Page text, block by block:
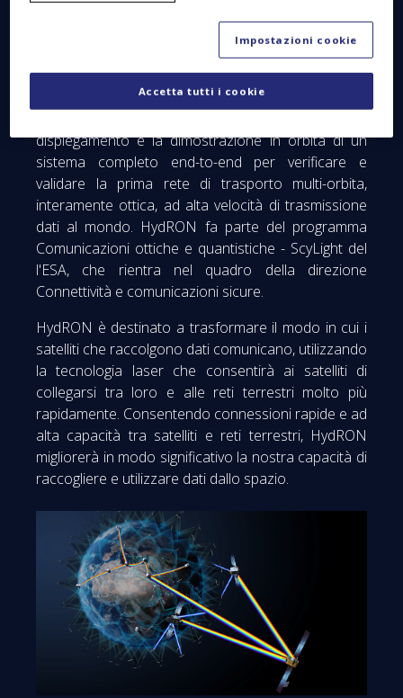
ha firmato un contratto con l'Agenzia Spaziale
Europea (ESA) per il sistema dimostrativo HydRON
(High-thRoughput Optical space Network),
Demonstration System (DS) - Element #2 - in
dispiegamento e la dimostrazione in orbita di un
sistema completo end-to-end per verificare e
validare la prima rete di trasporto multi-orbita,
interamente ottica, ad alta velocità di trasmissione
dati al mondo. HydRON fa parte del programma
Comunicazioni ottiche e quantistiche - ScyLight del
l'ESA, che rientra nel quadro della direzione
Connettività e comunicazioni sicure.
HydRON è destinato a trasformare il modo in cui i
satelliti che raccolgono dati comunicano, utilizzando
la tecnologia laser che consentirà ai satelliti di
collegarsi tra loro e alle reti terrestri molto più
rapidamente. Consentendo connessioni rapide e ad
alta capacità tra satelliti e reti terrestri, HydRON
migliorerà in modo significativo la nostra capacità di
raccogliere e utilizzare dati dallo spazio.
Impostazioni cookie
Accetta tutti i cookie